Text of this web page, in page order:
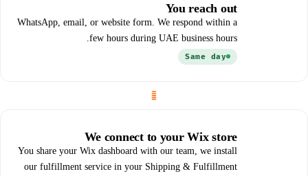
You reach out
WhatsApp, email, or website form. We respond within a
few hours during UAE business hours.
Same day
We connect to your Wix store
You share your Wix dashboard with our team, we install
our fulfillment service in your Shipping & Fulfillment